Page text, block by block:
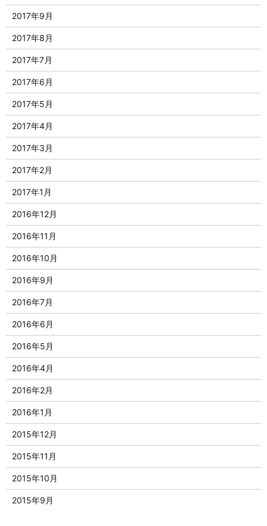
2017年9月
2017年8月
2017年7月
2017年6月
2017年5月
2017年4月
2017年3月
2017年2月
2017年1月
2016年12月
2016年11月
2016年10月
2016年9月
2016年7月
2016年6月
2016年5月
2016年4月
2016年2月
2016年1月
2015年12月
2015年11月
2015年10月
2015年9月